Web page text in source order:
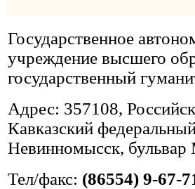
Государственное
учреждение высшего
государственный
Адрес: 357108,
Кавказский
Невинномысск, бульвар
Тел/факс: (86554) 9-67-